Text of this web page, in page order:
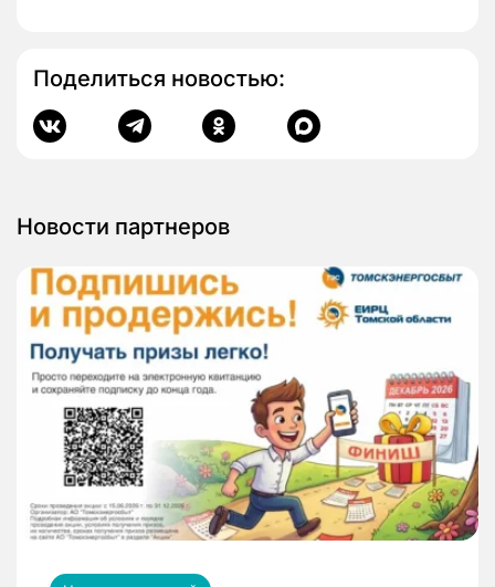
Поделиться новостью:
Новости партнеров